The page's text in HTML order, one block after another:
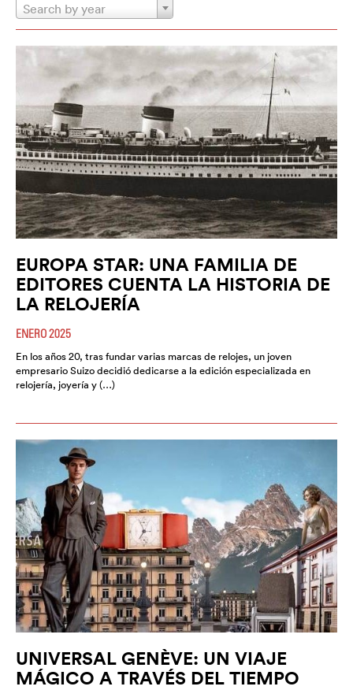
Search by year
EUROPA STAR: UNA FAMILIA DE
EDITORES CUENTA LA HISTORIA DE
LA RELOJERÍA
ENERO 2025
En los años 20, tras fundar varias marcas de relojes, un joven
empresario Suizo decidió dedicarse a la edición especializada en
relojería, joyería y (…)
UNIVERSAL GENÈVE: UN VIAJE
MÁGICO A TRAVÉS DEL TIEMPO